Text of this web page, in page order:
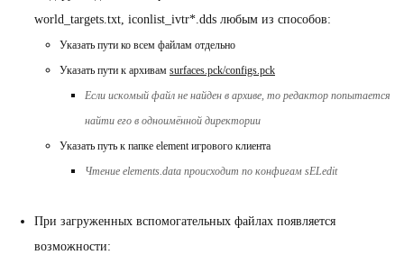
world_targets.txt, iconlist_ivtr*.dds любым из способов:
Указать пути ко всем файлам отдельно
Указать пути к архивам surfaces.pck/configs.pck
Если искомый файл не найден в архиве, то редактор попытается
найти его в одноимённой директории
Указать путь к папке element игрового клиента
Чтение elements.data происходит по конфигам sELedit
При загруженных вспомогательных файлах появляется
возможности: